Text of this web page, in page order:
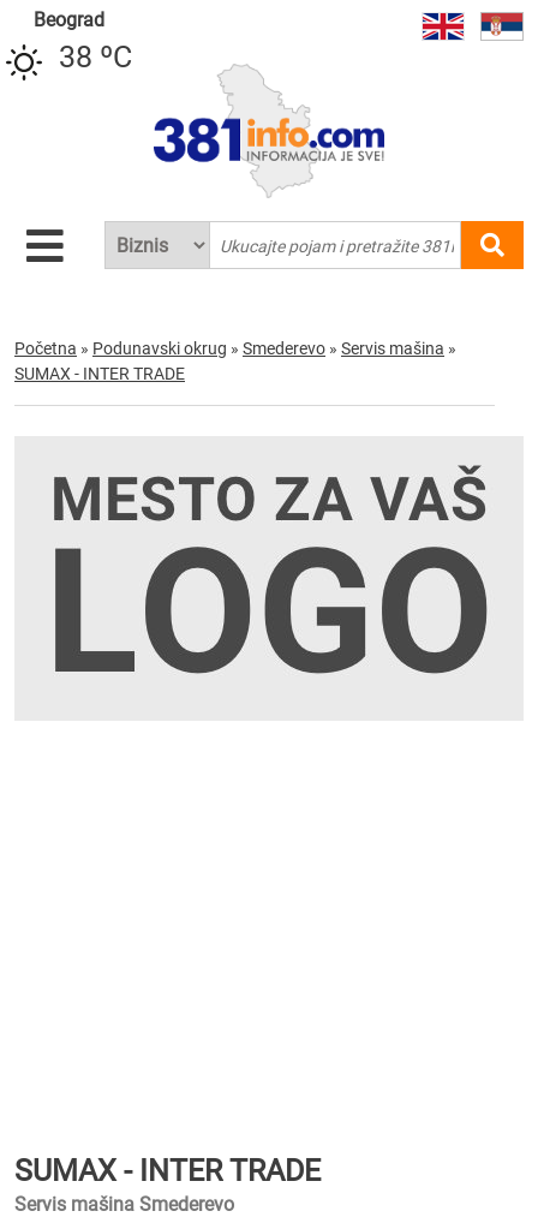
Beograd
38 ºC
Početna » Podunavski okrug » Smederevo » Servis mašina »
SUMAX - INTER TRADE
SUMAX - INTER TRADE
Servis mašina Smederevo